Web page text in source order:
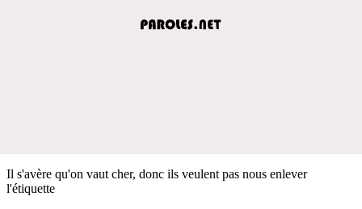
Il s'avère qu'on vaut cher, donc ils veulent pas nous enlever
l'étiquette